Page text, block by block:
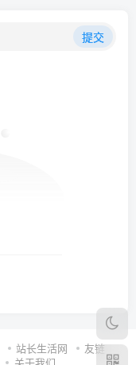
提交
站长生活网
友链